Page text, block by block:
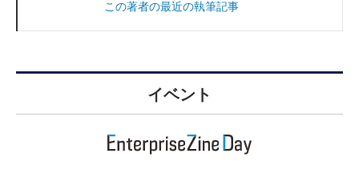
この著者の最近の執筆記事
イベント